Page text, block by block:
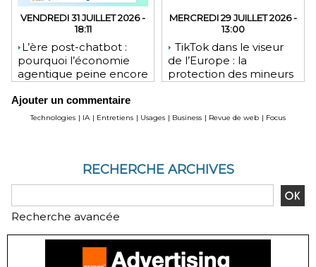
VENDREDI 31 JUILLET 2026 -
18:11
​L’ère post-chatbot :
pourquoi l’économie
agentique peine encore
financières
MERCREDI 29 JUILLET 2026 -
13:00
TikTok dans le viseur
de l’Europe : la
protection des mineurs
Ajouter un commentaire
Technologies | IA | Entretiens | Usages | Business | Revue de web | Focus
RECHERCHE ARCHIVES
Recherche avancée